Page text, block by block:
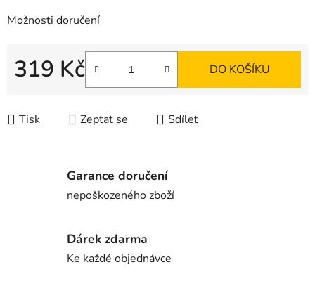
Možnosti doručení
319 Kč DO KOŠÍKU
Tisk Zeptat se Sdílet
Garance doručení
nepoškozeného zboží
Dárek zdarma
Ke každé objednávce